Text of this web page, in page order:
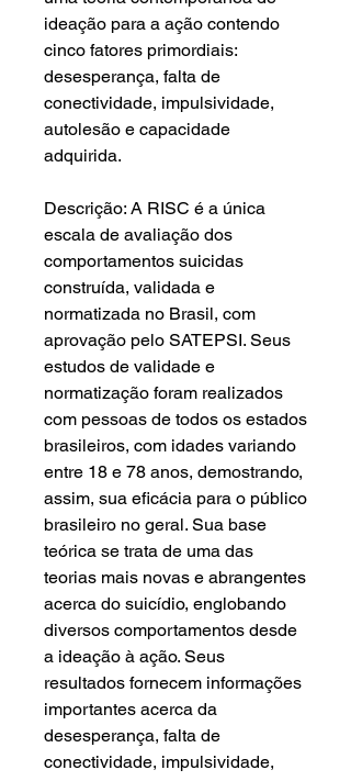
ideação para a ação contendo
cinco fatores primordiais:
desesperança, falta de
conectividade, impulsividade,
autolesão e capacidade
adquirida.
Descrição: A RISC é a única
escala de avaliação dos
comportamentos suicidas
construída, validada e
normatizada no Brasil, com
aprovação pelo SATEPSI. Seus
estudos de validade e
normatização foram realizados
com pessoas de todos os estados
brasileiros, com idades variando
entre 18 e 78 anos, demostrando,
assim, sua eficácia para o público
brasileiro no geral. Sua base
teórica se trata de uma das
teorias mais novas e abrangentes
acerca do suicídio, englobando
diversos comportamentos desde
a ideação à ação. Seus
resultados fornecem informações
importantes acerca da
desesperança, falta de
conectividade, impulsividade,